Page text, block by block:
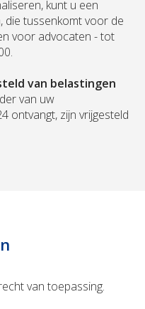
kunt u een
die tussenkomt voor de
voor advocaten - tot
van belastingen
van uw
ontvangt, zijn vrijgesteld
van toepassing.